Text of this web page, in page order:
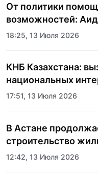
От политики
возможностей:
государства к
18:25, 13 Июля 2026
КНБ Казахстана:
национальных
17:51, 13 Июля 2026
В Астане
строительство
12:42, 13 Июля 2026